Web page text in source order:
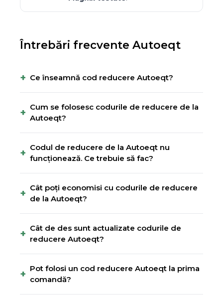
Întrebări frecvente Autoeqt
+ Ce înseamnă cod reducere Autoeqt?
+ Cum se folosesc codurile de reducere de la
Autoeqt?
+ Codul de reducere de la Autoeqt nu
funcționează. Ce trebuie să fac?
+ Cât poți economisi cu codurile de reducere
de la Autoeqt?
+ Cât de des sunt actualizate codurile de
reducere Autoeqt?
+ Pot folosi un cod reducere Autoeqt la prima
comandă?